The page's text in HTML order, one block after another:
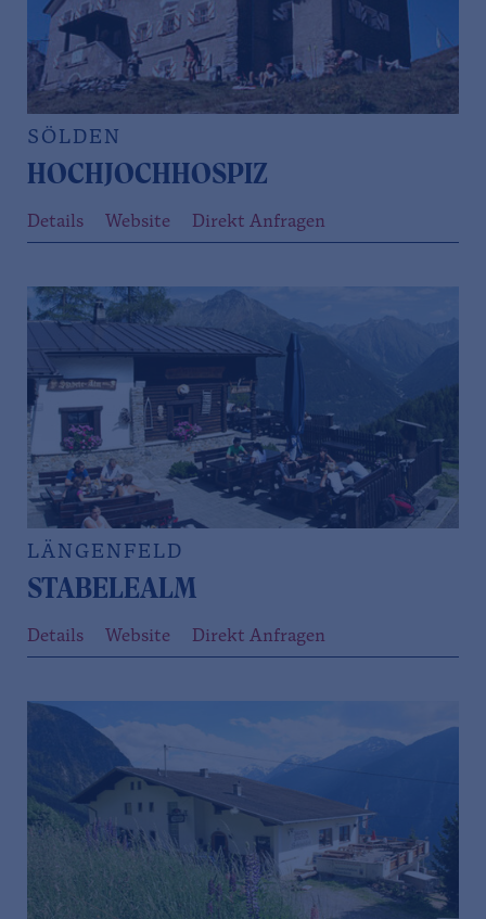
SÖLDEN
HOCHJOCHHOSPIZ
Details Website Direkt Anfragen
LÄNGENFELD
STABELEALM
Details Website Direkt Anfragen